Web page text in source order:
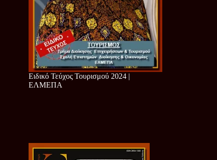
Ειδικό Τεύχος Τουρισμού 2024 |
ΕΛΜΕΠΑ